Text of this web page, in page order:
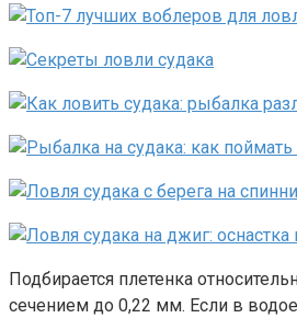
Подбирается плетенка
сечением до 0,22 мм. Если в